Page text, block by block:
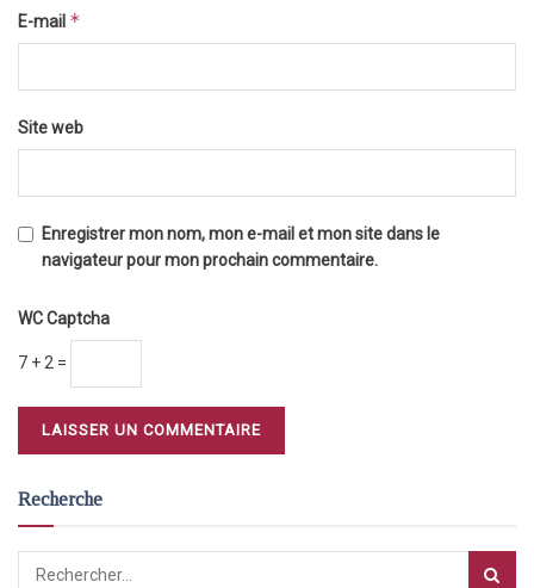
E-mail *
Site web
Enregistrer mon nom, mon e-mail et mon site dans le
navigateur pour mon prochain commentaire.
WC Captcha
7 + 2 =
Recherche